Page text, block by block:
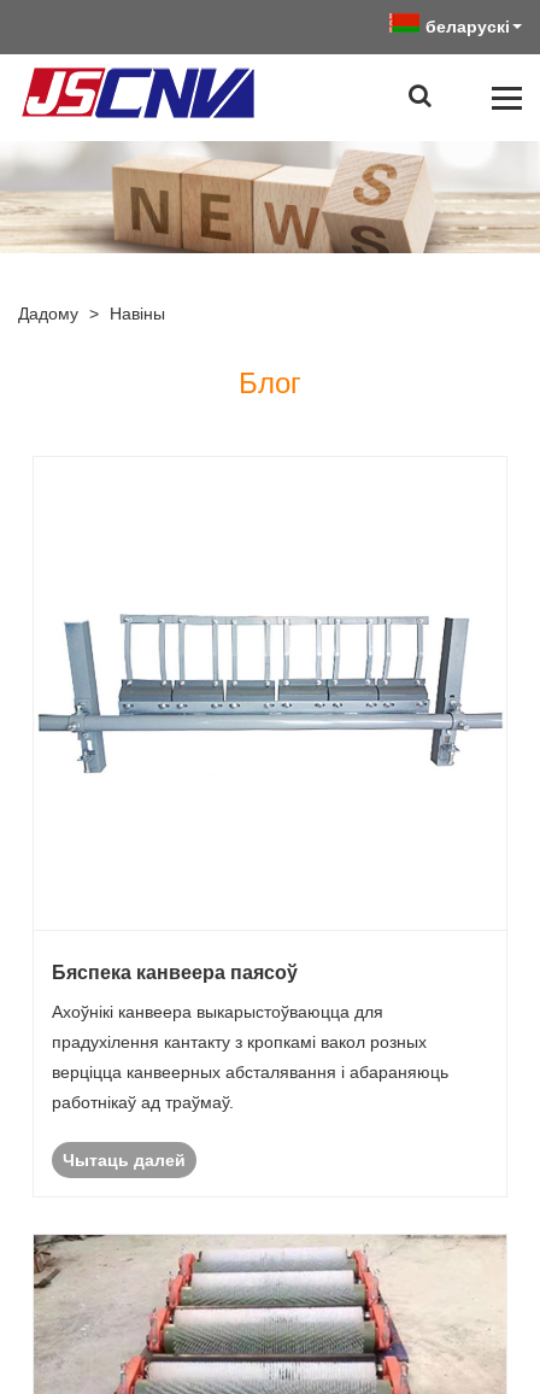
беларускі
Дадому > Навіны
Блог
Бяспека канвеера паясоў
Ахоўнікі канвеера выкарыстоўваюцца для
прадухілення кантакту з кропкамі вакол розных
верціцца канвеерных абсталявання і абараняюць
работнікаў ад траўмаў.
Чытаць далей